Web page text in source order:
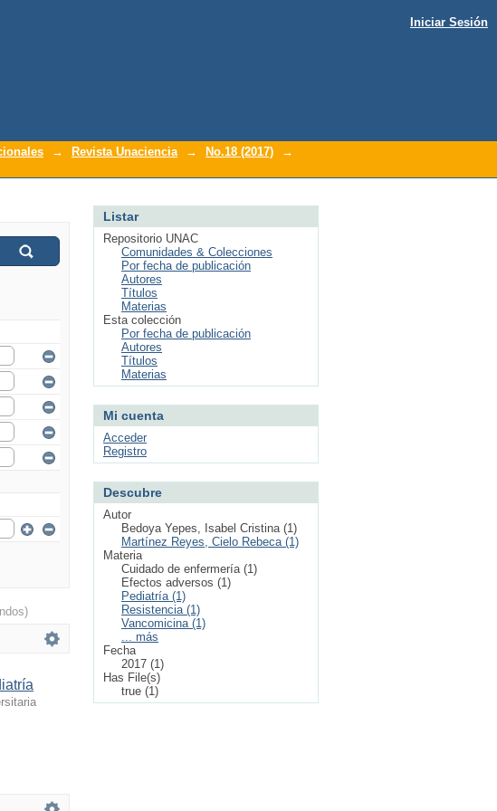
Iniciar Sesión
→ Revista Unaciencia → No.18 (2017)
→
Listar
Repositorio UNAC
Comunidades & Colecciones
Por fecha de publicación
Autores
Títulos
Materias
Esta colección
Por fecha de publicación
Autores
Títulos
Materias
Mi cuenta
Acceder
Registro
Descubre
Autor
Bedoya Yepes, Isabel Cristina (1)
Martínez Reyes, Cielo Rebeca (1)
Materia
Cuidado de enfermería (1)
Efectos adversos (1)
Pediatría (1)
Resistencia (1)
Vancomicina (1)
... más
Fecha
2017 (1)
Has File(s)
true (1)